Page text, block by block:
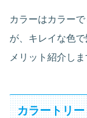
カラーはカラー
が、キレイな色
メリット紹介しま
カラートリ